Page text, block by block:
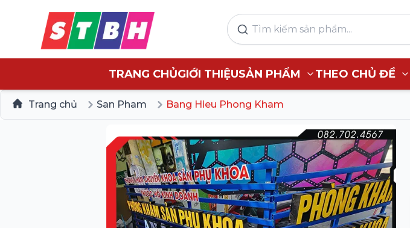
TRANG CHỦGIỚI THIỆUSẢN PHẨM THEO CHỦ ĐỀ
Trang chủ San Pham Bang Hieu Phong Kham